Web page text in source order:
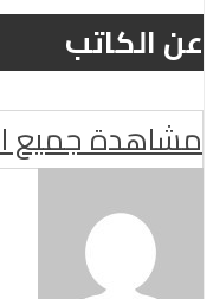
عن الكاتب
مشاهدة جميع